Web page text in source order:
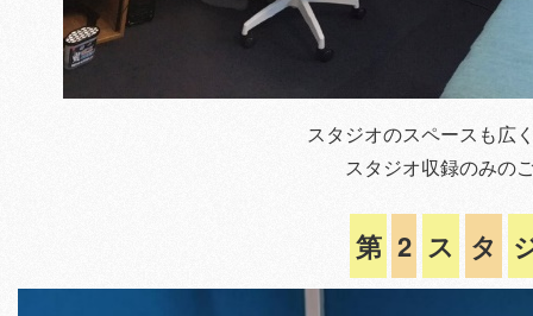
スタジオのスペースも広
スタジオ収録のみの
第 2 ス タ